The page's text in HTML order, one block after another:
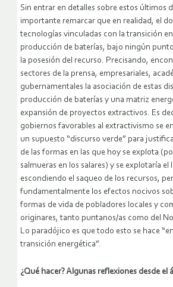
Sin entrar en detalles sobre estos últimos
importante remarcar que en realidad, el
tecnologías vinculadas con la transición
producción de baterías, bajo ningún punto
la posesión del recurso. Precisando,
sectores de la prensa, empresariales,
gubernamentales la asociación de estas
producción de baterías y una matriz
expansión de proyectos extractivos. Es
gobiernos favorables al extractivismo se
un supuesto “discurso verde” para
de las formas en las que hoy se explota
salmueras en los salares) y se explotaría
escondiendo el saqueo de los recursos,
fundamentalmente los efectos nocivos
formas de vida de pobladores locales y
originares, tanto puntanos/as como del
Lo paradójico es que todo esto se hace
transición energética”.
¿Qué hacer? Algunas reflexiones desde el